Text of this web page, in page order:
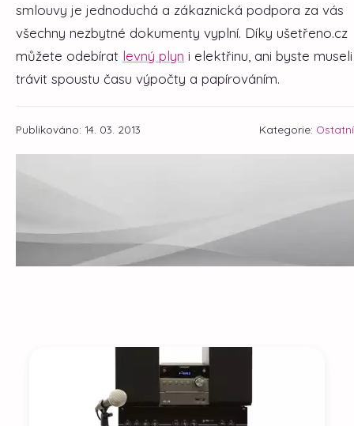
smlouvy je jednoduchá a zákaznická podpora za vás
všechny nezbytné dokumenty vyplní. Díky ušetřeno.cz
můžete odebírat levný plyn i elektřinu, ani byste museli
trávit spoustu času výpočty a papírováním.
Publikováno: 14. 03. 2013 Kategorie: Ostatní